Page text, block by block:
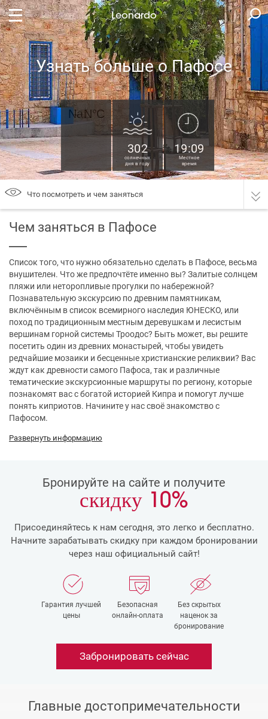
Leonardo
Узнать больше о Пафосе
302
солнечных
дня в году
19:09
Местное
время
Что посмотреть и чем заняться
Чем заняться в Пафосе
Список того, что нужно обязательно сделать в Пафосе, весьма
внушителен. Что же предпочтёте именно вы? Залитые солнцем
пляжи или неторопливые прогулки по набережной?
Познавательную экскурсию по древним памятникам,
включённым в список всемирного наследия ЮНЕСКО, или
поход по традиционным местным деревушкам и лесистым
вершинам горной системы Троодос? Быть может, вы решите
посетить один из древних монастырей, чтобы увидеть
редчайшие мозаики и бесценные христианские реликвии? Вас
ждут как древности самого Пафоса, так и различные
тематические экскурсионные маршруты по региону, которые
познакомят вас с богатой историей Кипра и помогут лучше
понять киприотов. Начините у нас своё знакомство с
Пафосом.
Развернуть информацию
Бронируйте на сайте и получите
скидку 10%
Присоединяйтесь к нам сегодня, это легко и бесплатно.
Начните зарабатывать скидку при каждом бронировании
через наш официальный сайт!
Гарантия лучшей
цены
Безопасная
онлайн-оплата
Без скрытых
наценок за
бронирование
Забронировать сейчас
Главные достопримечательности